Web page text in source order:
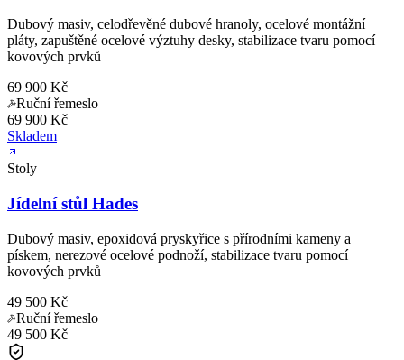
Dubový masiv, celodřevěné dubové hranoly, ocelové montážní
pláty, zapuštěné ocelové výztuhy desky, stabilizace tvaru pomocí
kovových prvků
69 900 Kč
Ruční řemeslo
69 900 Kč
Skladem
Stoly
Jídelní stůl Hades
Dubový masiv, epoxidová pryskyřice s přírodními kameny a
pískem, nerezové ocelové podnoží, stabilizace tvaru pomocí
kovových prvků
49 500 Kč
Ruční řemeslo
49 500 Kč